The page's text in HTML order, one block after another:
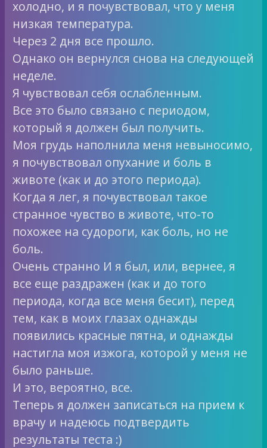
холодно, и я почувствовал, что у меня
низкая температура.
Через 2 дня все прошло.
Однако он вернулся снова на следующей
неделе.
Я чувствовал себя ослабленным.
Все это было связано с периодом,
который я должен был получить.
Моя грудь наполнила меня невыносимо,
я почувствовал опухание и боль в
животе (как и до этого периода).
Когда я лег, я почувствовал такое
странное чувство в животе, что-то
похожее на судороги, как боль, но не
боль.
Очень странно И я был, или, вернее, я
все еще раздражен (как и до того
периода, когда все меня бесит), перед
тем, как в моих глазах однажды
появились красные пятна, и однажды
настигла моя изжога, которой у меня не
было раньше.
И это, вероятно, все.
Теперь я должен записаться на прием к
врачу и надеюсь подтвердить
результаты теста :)